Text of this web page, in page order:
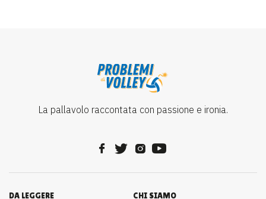
La pallavolo raccontata con passione e ironia.
DA LEGGERE CHI SIAMO